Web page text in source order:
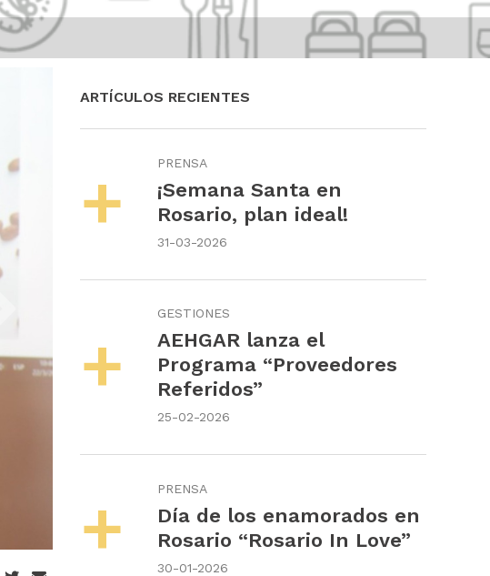
ARTÍCULOS RECIENTES
PRENSA
¡Semana Santa en
Rosario, plan ideal!
31-03-2026
GESTIONES
AEHGAR lanza el
Programa “Proveedores
Referidos”
25-02-2026
PRENSA
Día de los enamorados en
Rosario “Rosario In Love”
30-01-2026